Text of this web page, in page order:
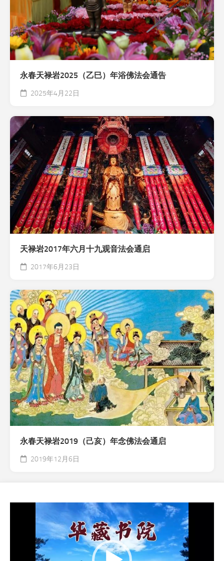
永春天禄岩2025（乙巳）年浴佛法会通告
2025年4月22日
天禄岩2017年六月十九观音法会通启
2017年6月23日
永春天禄岩2019（己亥）年念佛法会通启
2019年12月6日